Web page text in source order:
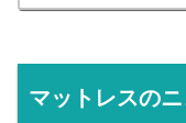
マットレスの